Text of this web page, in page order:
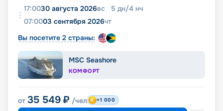
17:0030 августа 2026вс 5 дн/4 нч
07:0003 сентября 2026чт
Вы посетите 2 страны:
MSC Seashore
КОМФОРТ
от 35 549 ₽ /чел +1 000